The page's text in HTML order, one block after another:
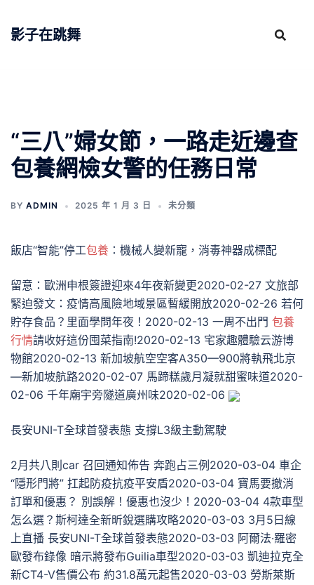
影子在跳舞
“三八”婦女節，一路走近邊查
包養網檢女警的任務日常
BY ADMIN 2025 年 1 月 3 日 未分類
飯店“智能”停工包養 ：機械人變新寵，消毒神器成標配
留意：歐洲申根簽證迎來4年夜新變更2020-02-27 文旅部
緊迫發文：疫情高風險地域景區暫緩開放2020-02-26 若何
貯存食品？里面學問年夜！2020-02-13 一周不出門 包養
行情請收好這份囤菜指南!2020-02-13 宅家趣體驗云游博
物館2020-02-13 新加坡航空空客A350—900將執飛北京
—新加坡航路2020-02-07 馬蹄糕歲月凝就甜蜜味道2020-
02-06 千年廟宇旁隧道廣州味2020-02-06
​長安UNI-T全球首發表態 支撐L3級主動駕駛
2月共八則car 召回通知佈告 奔跑占三例2020-03-04 車企
“隱形門將” 扛起防疫抗疫平安盾2020-03-04 寶馬要撤消
訂單和優惠？ 別誤解！優惠也沒少！2020-03-04 4款車型
怎么選？斯柯達全新昕銳選購攻略2020-03-03 ​3月5日線
上直播 長安UNI-T全球首發表態2020-03-03 阿爾法·羅密
歐發布錄像 暗示將發布Guilia車型2020-03-03 凱迪拉克全
新CT4-V售價公布 約31.8萬元起售2020-03-03 勞斯萊斯